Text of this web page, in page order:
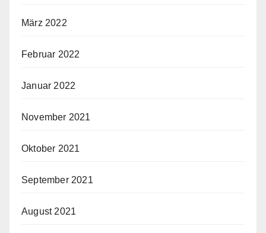
März 2022
Februar 2022
Januar 2022
November 2021
Oktober 2021
September 2021
August 2021